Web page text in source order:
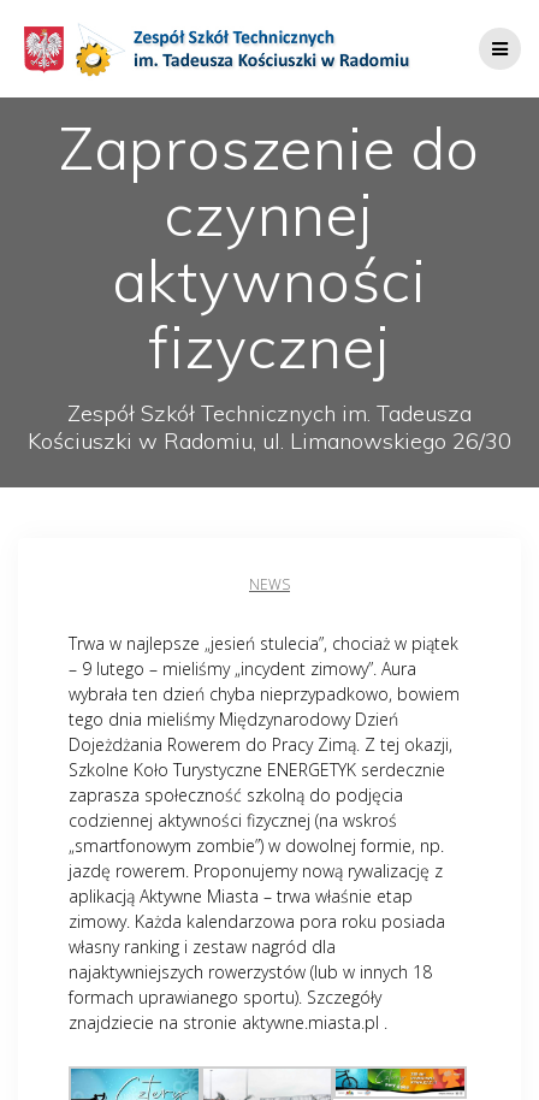
do
treści
Zaproszenie do
czynnej
aktywności
fizycznej
Zespół Szkół Technicznych im. Tadeusza
Kościuszki w Radomiu, ul. Limanowskiego 26/30
NEWS
Trwa w najlepsze „jesień stulecia”, chociaż w piątek
– 9 lutego – mieliśmy „incydent zimowy”. Aura
wybrała ten dzień chyba nieprzypadkowo, bowiem
tego dnia mieliśmy Międzynarodowy Dzień
Dojeżdżania Rowerem do Pracy Zimą. Z tej okazji,
Szkolne Koło Turystyczne ENERGETYK serdecznie
zaprasza społeczność szkolną do podjęcia
codziennej aktywności fizycznej (na wskroś
„smartfonowym zombie”) w dowolnej formie, np.
jazdę rowerem. Proponujemy nową rywalizację z
aplikacją Aktywne Miasta – trwa właśnie etap
zimowy. Każda kalendarzowa pora roku posiada
własny ranking i zestaw nagród dla
najaktywniejszych rowerzystów (lub w innych 18
formach uprawianego sportu). Szczegóły
znajdziecie na stronie aktywne.miasta.pl .